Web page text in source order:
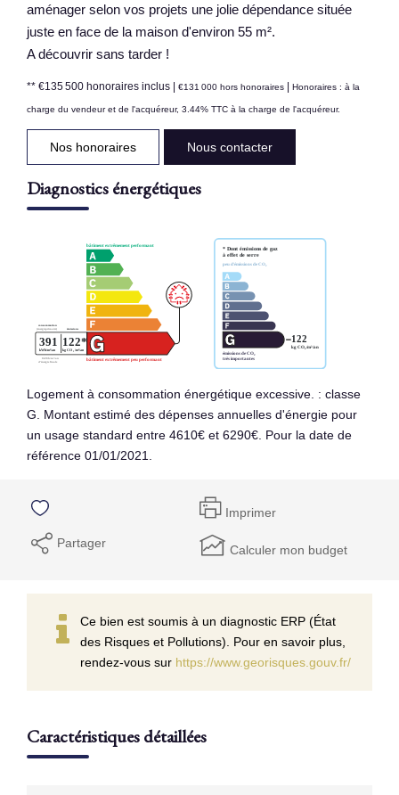
aménager selon vos projets une jolie dépendance située
juste en face de la maison d'environ 55 m².
A découvrir sans tarder !
** €135 500 honoraires inclus | €131 000 hors honoraires | Honoraires : à la
charge du vendeur et de l'acquéreur, 3.44% TTC à la charge de l'acquéreur.
Nos honoraires Nous contacter
Diagnostics énergétiques
Logement à consommation énergétique excessive. : classe
G. Montant estimé des dépenses annuelles d'énergie pour
un usage standard entre 4610€ et 6290€. Pour la date de
référence 01/01/2021.
Imprimer
Partager Calculer mon budget
Ce bien est soumis à un diagnostic ERP (État
des Risques et Pollutions). Pour en savoir plus,
rendez-vous sur https://www.georisques.gouv.fr/
Caractéristiques détaillées